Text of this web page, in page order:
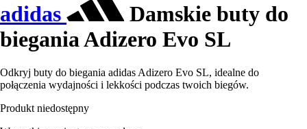
adidas
Damskie buty do
biegania Adizero Evo SL
Odkryj buty do biegania adidas Adizero Evo SL, idealne do
połączenia wydajności i lekkości podczas twoich biegów.
Produkt niedostępny